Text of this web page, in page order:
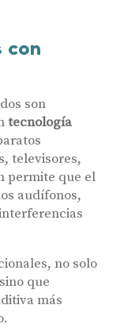
con
son
tecnología
televisores,
permite que el
audífonos,
no solo
que
más